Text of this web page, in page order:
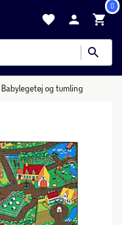
0
Babylegetøj og tumling